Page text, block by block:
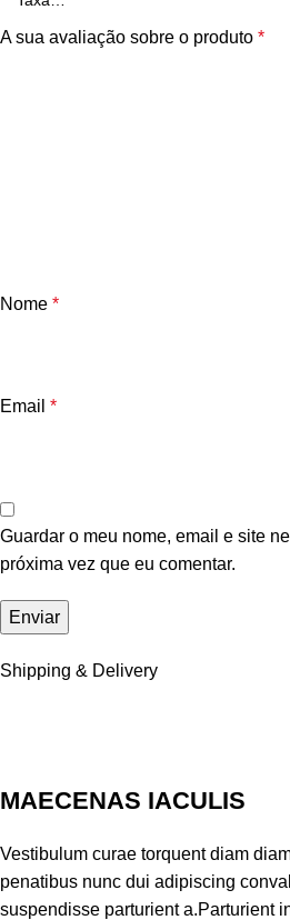
A sua avaliação sobre o produto *
Nome *
Email *
Guardar o meu nome, email e site
próxima vez que eu comentar.
Shipping & Delivery
MAECENAS IACULIS
Vestibulum curae torquent diam
penatibus nunc dui adipiscing
suspendisse parturient a.Parturient